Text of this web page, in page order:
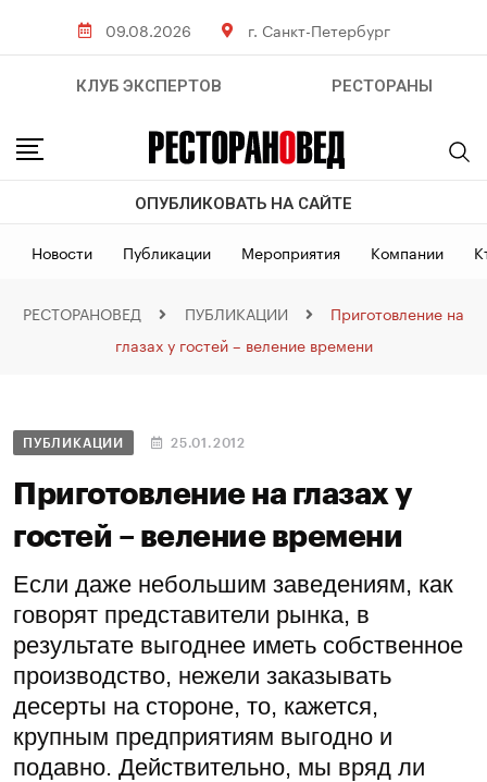
09.08.2026 г. Санкт-Петербург
КЛУБ ЭКСПЕРТОВ РЕСТОРАНЫ
ОПУБЛИКОВАТЬ НА САЙТЕ
Новости Публикации Мероприятия Компании
РЕСТОРАНОВЕД ПУБЛИКАЦИИ
Приготовление на
глазах у гостей – веление времени
ПУБЛИКАЦИИ 25.01.2012
Приготовление на глазах у
гостей – веление времени
Если даже небольшим заведениям, как
говорят представители рынка, в
результате выгоднее иметь собственное
производство, нежели заказывать
десерты на стороне, то, кажется,
крупным предприятиям выгодно и
подавно. Действительно, мы вряд ли